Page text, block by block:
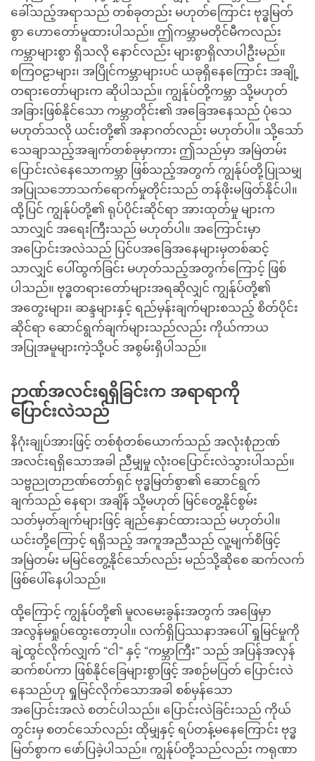
ခေါ်သည့်အရာသည် တစ်ခုတည်း မဟုတ်ကြောင်း ဗုဒ္ဓမြတ်
စွာ ဟောတော်မူထားပါသည်။ ဤကမ္ဘာမတိုင်မီကလည်း
ကမ္ဘာများစွာ ရှိသလို နောင်လည်း များစွာရှိလာပါဦးမည်။
စကြဝဠာများ၊ အပြိုင်ကမ္ဘာများပင် ယခုရှိနေကြောင်း အချို့
တရားတော်များက ဆိုပါသည်။ ကျွန်ုပ်တို့ကမ္ဘာ သို့မဟုတ်
အခြားဖြစ်နိုင်သော ကမ္ဘာတိုင်း၏ အခြေအနေသည် ပုံသေ
မဟုတ်သလို ယင်းတို့၏ အနာဂတ်လည်း မဟုတ်ပါ။ သို့သော်
သေချာသည့်အချက်တစ်ခုမှာကား ဤသည်မှာ အမြဲတမ်း
ပြောင်းလဲနေသောကမ္ဘာ ဖြစ်သည့်အတွက် ကျွန်ုပ်တို့ပြုသမျှ
အပြုသဘောသက်ရောက်မှုတိုင်းသည် တန်ဖိုးမဖြတ်နိုင်ပါ။
ထို့ပြင် ကျွန်ုပ်တို့၏ ရုပ်ပိုင်းဆိုင်ရာ အားထုတ်မှု များက
သာလျှင် အရေးကြီးသည် မဟုတ်ပါ။ အကြောင်းမှာ
အပြောင်းအလဲသည် ပြင်ပအခြေအနေများမှတစ်ဆင့်
သာလျှင် ပေါ်ထွက်ခြင်း မဟုတ်သည့်အတွက်ကြောင့် ဖြစ်
ပါသည်။ ဗုဒ္ဓတရားတော်များအရဆိုလျှင် ကျွန်ုပ်တို့၏
အတွေးများ၊ ဆန္ဒများနှင့် ရည်မှန်းချက်များစသည့် စိတ်ပိုင်း
ဆိုင်ရာ ဆောင်ရွက်ချက်များသည်လည်း ကိုယ်ကာယ
အပြုအမူများကဲ့သို့ပင် အစွမ်းရှိပါသည်။
ဉာဏ်အလင်းရရှိခြင်းက အရာရာကို
ပြောင်းလဲသည်
နိဂုံးချုပ်အားဖြင့် တစ်စုံတစ်ယောက်သည် အလုံးစုံဉာဏ်
အလင်းရရှိသောအခါ ညီမျှမှု လုံးဝပြောင်းလဲသွားပါသည်။
သဗ္ဗညုတဉာဏ်တော်ရှင် ဗုဒ္ဓမြတ်စွာ၏ ဆောင်ရွက်
ချက်သည် နေရာ၊ အချိန် သို့မဟုတ် မြင်တွေ့နိုင်စွမ်း
သတ်မှတ်ချက်များဖြင့် ချည်နှောင်ထားသည် မဟုတ်ပါ။
ယင်းတို့ကြောင့် ရရှိသည့် အကူအညီသည် လူ့မျက်စိဖြင့်
အမြဲတမ်း မမြင်တွေ့နိုင်သော်လည်း မည်သို့ဆိုစေ ဆက်လက်
ဖြစ်ပေါ်နေပါသည်။
ထို့ကြောင့် ကျွန်ုပ်တို့၏ မူလမေးခွန်းအတွက် အဖြေမှာ
အလွန်မရှုပ်ထွေးတော့ပါ။ လက်ရှိပြဿနာအပေါ် ရှုမြင်မှုကို
ချဲ့ထွင်လိုက်လျှက် “ငါ” နှင့် “ကမ္ဘာကြီး” သည် အပြန်အလှန်
ဆက်စပ်ကာ ဖြစ်နိုင်ခြေများစွာဖြင့် အစဉ်မပြတ် ပြောင်းလဲ
နေသည်ဟု ရှုမြင်လိုက်သောအခါ စစ်မှန်သော
အပြောင်းအလဲ စတင်ပါသည်။ ပြောင်းလဲခြင်းသည် ကိုယ်
တွင်းမှ စတင်သော်လည်း ထိုမျှနှင့် ရပ်တန့်မနေကြောင်း ဗုဒ္ဓ
မြတ်စွာက ဖော်ပြခဲ့ပါသည်။ ကျွန်ုပ်တို့သည်လည်း ကရုဏာ